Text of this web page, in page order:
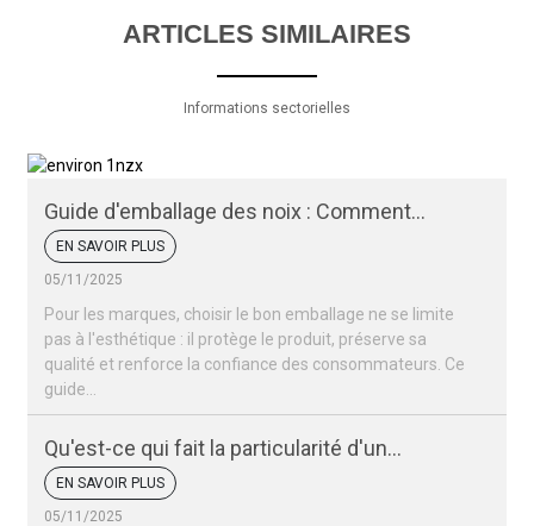
ARTICLES SIMILAIRES
Informations sectorielles
Guide d'emballage des noix : Comment
conserver la fraîcheur et l'attrait de vos noix
EN SAVOIR PLUS
05/11/2025
Pour les marques, choisir le bon emballage ne se limite
pas à l'esthétique : il protège le produit, préserve sa
qualité et renforce la confiance des consommateurs. Ce
guide…
Qu'est-ce qui fait la particularité d'un
emballage de noix ?
EN SAVOIR PLUS
05/11/2025